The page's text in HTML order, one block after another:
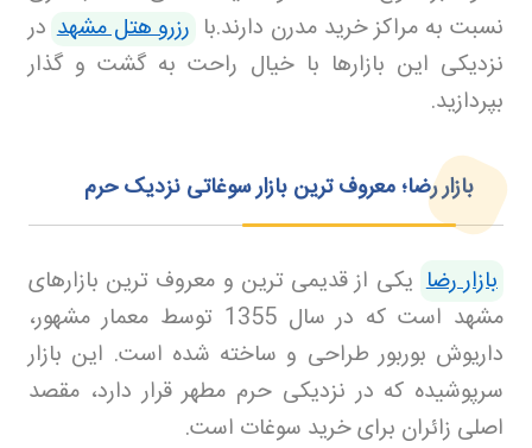
نسبت به مراکز خرید مدرن دارند.با رزرو هتل مشهد در
نزدیکی این بازارها با خیال راحت به گشت و گذار
بپردازید.
بازار رضا؛ معروف ترین بازار سوغاتی نزدیک حرم
بازار رضا یکی از قدیمی ترین و معروف ترین بازارهای
مشهد است که در سال 1355 توسط معمار مشهور،
داریوش بوربور طراحی و ساخته شده است. این بازار
سرپوشیده که در نزدیکی حرم مطهر قرار دارد، مقصد
اصلی زائران برای خرید سوغات است.